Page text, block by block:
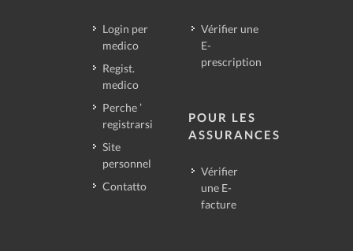
Login per
medico
Regist.
medico
Perche ’
registrarsi
Site
personnel
Contatto
Vérifier une
E-
prescription
POUR LES
ASSURANCES
Vérifier
une E-
facture